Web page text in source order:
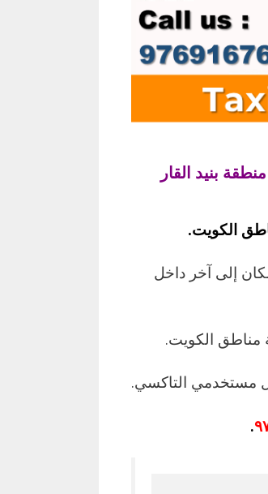
بنيد القار
الكويت.
إلى آخر داخل
مناطق الكويت.
كل مستخدمي التاكسي.
.